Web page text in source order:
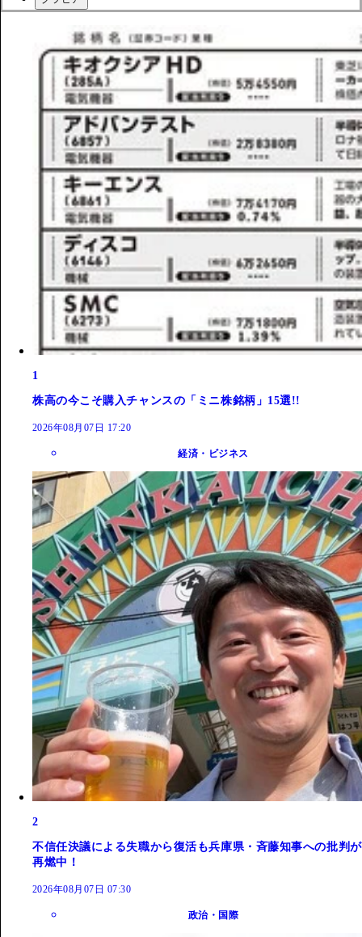
1
株高の今こそ購入チャンスの「ミニ株銘柄」15選!!
2026年08月07日 17:20
経済・ビジネス
2
不信任決議による失職から復活も兵庫県・斉藤知事への批判が
再燃中！
2026年08月07日 07:30
政治・国際